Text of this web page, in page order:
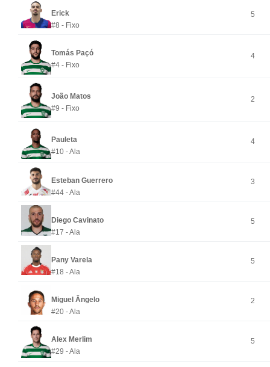
Erick
#8 - Fixo
5
Tomás Paçó
#4 - Fixo
4
João Matos
#9 - Fixo
2
Pauleta
#10 - Ala
4
Esteban Guerrero
#44 - Ala
3
Diego Cavinato
#17 - Ala
5
Pany Varela
#18 - Ala
5
Miguel Ângelo
#20 - Ala
2
Alex Merlim
#29 - Ala
5